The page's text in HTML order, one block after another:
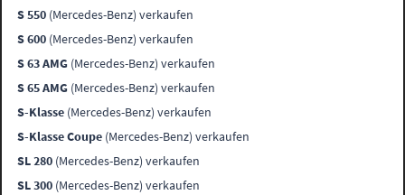
S 550 (Mercedes-Benz) verkaufen
S 600 (Mercedes-Benz) verkaufen
S 63 AMG (Mercedes-Benz) verkaufen
S 65 AMG (Mercedes-Benz) verkaufen
S-Klasse (Mercedes-Benz) verkaufen
S-Klasse Coupe (Mercedes-Benz) verkaufen
SL 280 (Mercedes-Benz) verkaufen
SL 300 (Mercedes-Benz) verkaufen